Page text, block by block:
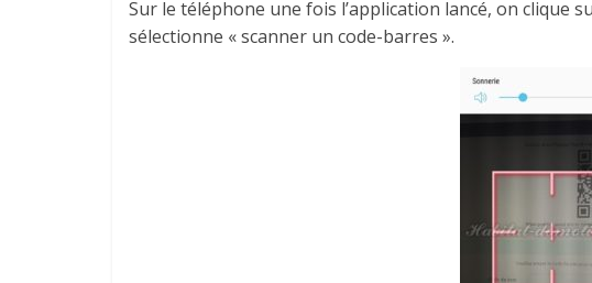
Sur le téléphone une fois l’application lancé, on clique
sélectionne « scanner un code-barres ».